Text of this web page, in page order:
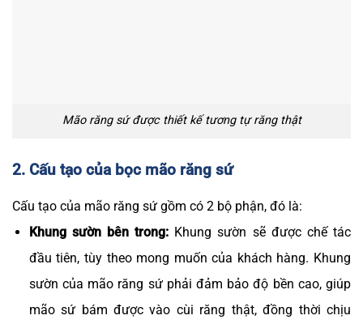
Mão răng sứ được thiết kế tương tự răng thật
2. Cấu tạo của bọc mão răng sứ
Cấu tạo của mão răng sứ gồm có 2 bộ phận, đó là:
Khung sườn bên trong: Khung sườn sẽ được chế tác
đầu tiên, tùy theo mong muốn của khách hàng. Khung
sườn của mão răng sứ phải đảm bảo độ bền cao, giúp
mão sứ bám được vào cùi răng thật, đồng thời chịu